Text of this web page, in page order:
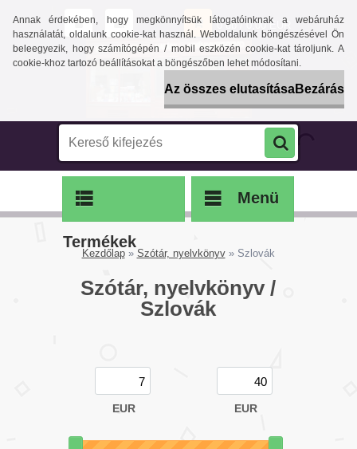
Annak érdekében, hogy megkönnyítsük látogatóinknak a webáruház
használatát, oldalunk cookie-kat használ. Weboldalunk böngészésével Ön
beleegyezik, hogy számítógépén / mobil eszközén cookie-kat tároljunk. A
cookie-khoz tartozó beállításokat a böngészőben lehet módosítani.
Az összes elutasításaBezárás
0 db / 0,00 EUR
Termékek
Menü
Kezdőlap » Szótár, nyelvkönyv » Szlovák
Szótár, nyelvkönyv /
Szlovák
EUR EUR